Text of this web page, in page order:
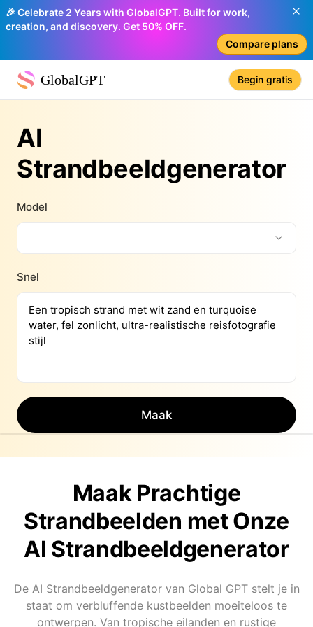
🎉 Celebrate 2 Years with GlobalGPT. Built for work,
creation, and discovery. Get 50% OFF.
Compare plans
GlobalGPT Begin gratis
AI
Strandbeeldgenerator
Model
Snel
Maak
Maak Prachtige
Strandbeelden met Onze
AI Strandbeeldgenerator
De AI Strandbeeldgenerator van Global GPT stelt je in
staat om verbluffende kustbeelden moeiteloos te
ontwerpen. Van tropische eilanden en rustige